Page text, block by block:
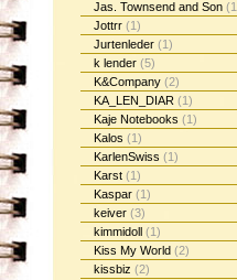
Jas. Townsend and Son
Jottrr (1)
Jurtenleder (1)
k lender (5)
K&Company (2)
KA_LEN_DIAR (1)
Kaje Notebooks (1)
Kalos (1)
KarlenSwiss (1)
Karst (1)
Kaspar (1)
keiver (3)
kimmidoll (1)
Kiss My World (2)
kissbiz (2)